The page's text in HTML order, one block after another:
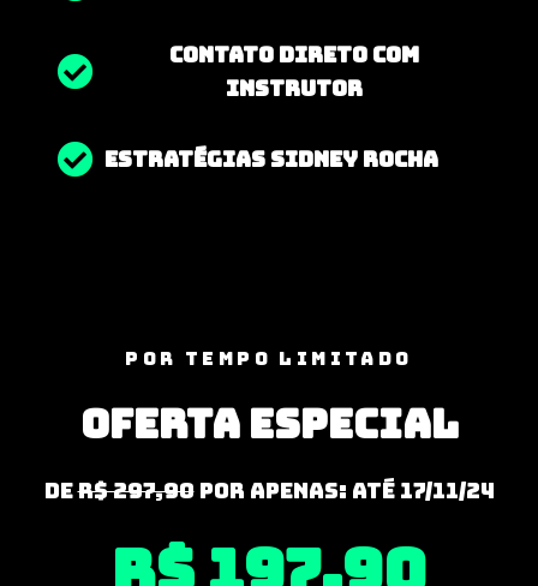
CONTATO DIRETO COM
INSTRUTOR
ESTRATÉGIAS SIDNEY ROCHA
POR TEMPO LIMITADO
OFERTA ESPECIAL
DeR$ 297,90por apenas: ATÉ 17/11/24